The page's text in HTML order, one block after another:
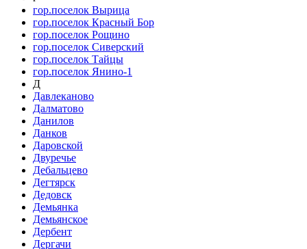
гор.поселок Вырица
гор.поселок Красный Бор
гор.поселок Рощино
гор.поселок Сиверский
гор.поселок Тайцы
гор.поселок Янино-1
Д
Давлеканово
Далматово
Данилов
Данков
Даровской
Двуречье
Дебальцево
Дегтярск
Дедовск
Демьянка
Демьянское
Дербент
Дергачи